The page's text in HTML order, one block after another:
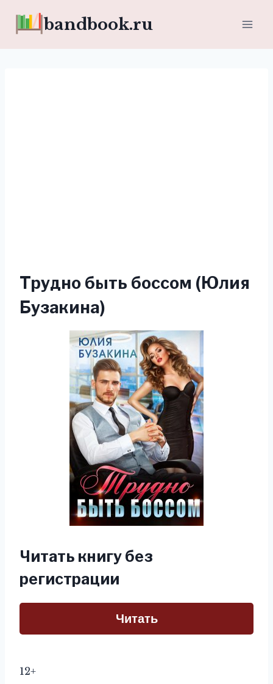
bandbook.ru
Трудно быть боссом (Юлия
Бузакина)
Читать книгу без
регистрации
Читать
12+